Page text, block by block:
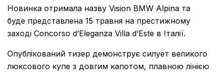
Новинка отримала назву Vision BMW Alpina та
буде представлена 15 травня на престижному
заході Concorso d’Eleganza Villa d’Este в Італії.
Опублікований тизер демонструє силует великого
люксового купе з довгим капотом, плавною лінією